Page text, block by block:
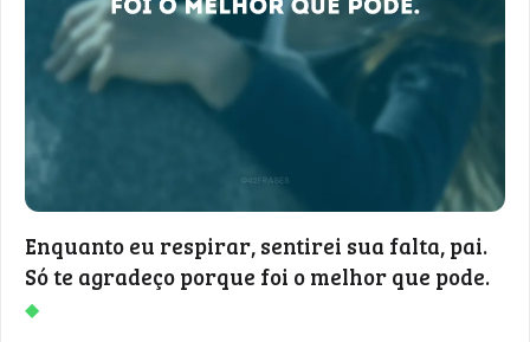
Enquanto eu respirar, sentirei sua falta, pai.
Só te agradeço porque foi o melhor que pode.
◆